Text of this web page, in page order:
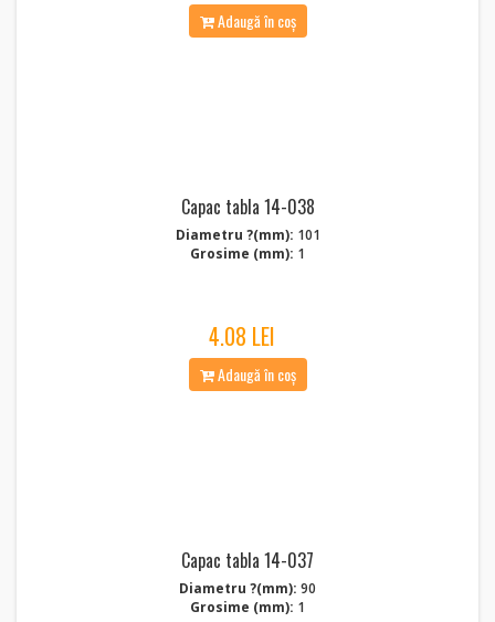
Adaugă în coș
Capac tabla 14-038
Diametru ?(mm): 101
Grosime (mm): 1
4.08 LEI
Adaugă în coș
Capac tabla 14-037
Diametru ?(mm): 90
Grosime (mm): 1